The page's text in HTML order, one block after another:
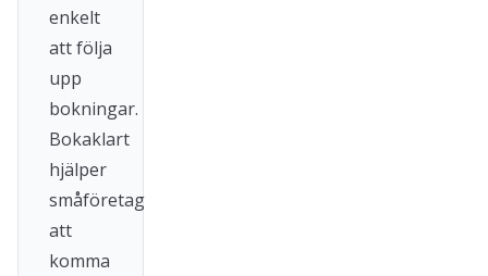
enkelt
att följa
upp
bokningar.
Bokaklart
hjälper
småföretag
att
komma